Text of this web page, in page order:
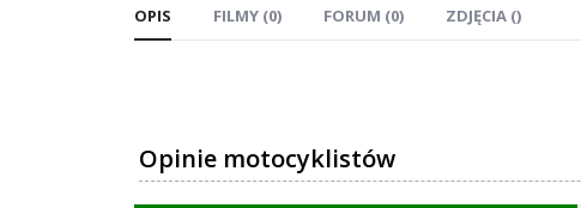
OPIS FILMY (0) FORUM (0) ZDJĘCIA ()
Opinie motocyklistów